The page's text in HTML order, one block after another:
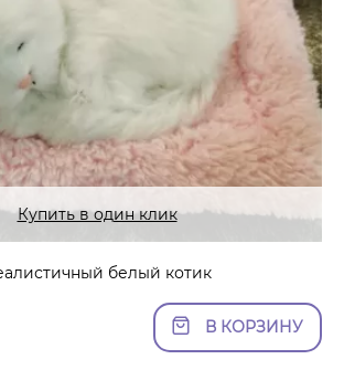
Купить в один клик
белый котик
В КОРЗИНУ